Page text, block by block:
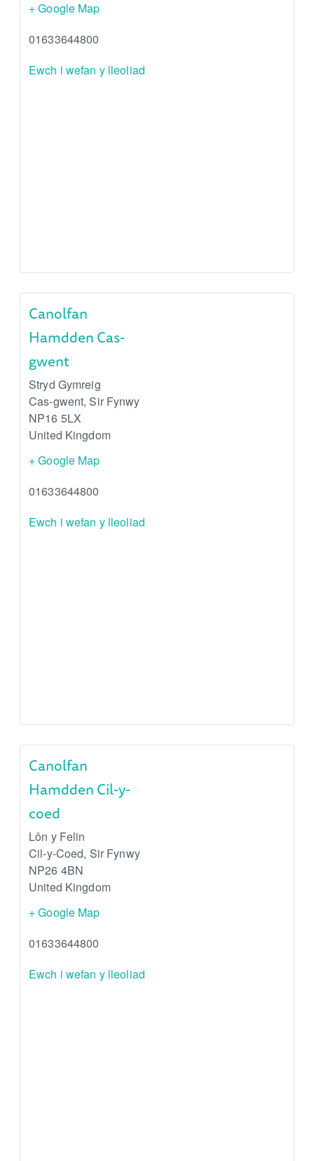
+ Google Map
01633644800
Ewch i wefan y lleoliad
Canolfan
Hamdden Cas-
gwent
Stryd Gymreig
Cas-gwent, Sir Fynwy
NP16 5LX
United Kingdom
+ Google Map
01633644800
Ewch i wefan y lleoliad
Canolfan
Hamdden Cil-y-
coed
Lôn y Felin
Cil-y-Coed, Sir Fynwy
NP26 4BN
United Kingdom
+ Google Map
01633644800
Ewch i wefan y lleoliad